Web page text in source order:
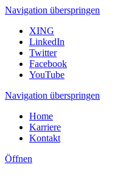
Navigation überspringen
XING
LinkedIn
Twitter
Facebook
YouTube
Navigation überspringen
Home
Karriere
Kontakt
Öffnen